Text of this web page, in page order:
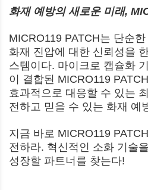
화재 예방의 새로운 미래,
MICRO119 PATCH는 단순
화재 진압에 대한 신뢰성을
스템이다. 마이크로 캡슐화
이 결합된 MICRO119
효과적으로 대응할 수 있는
전하고 믿을 수 있는 화재 예
지금 바로 MICRO119
전하라. 혁신적인 소화 기술
성장할 파트너를 찾는다!